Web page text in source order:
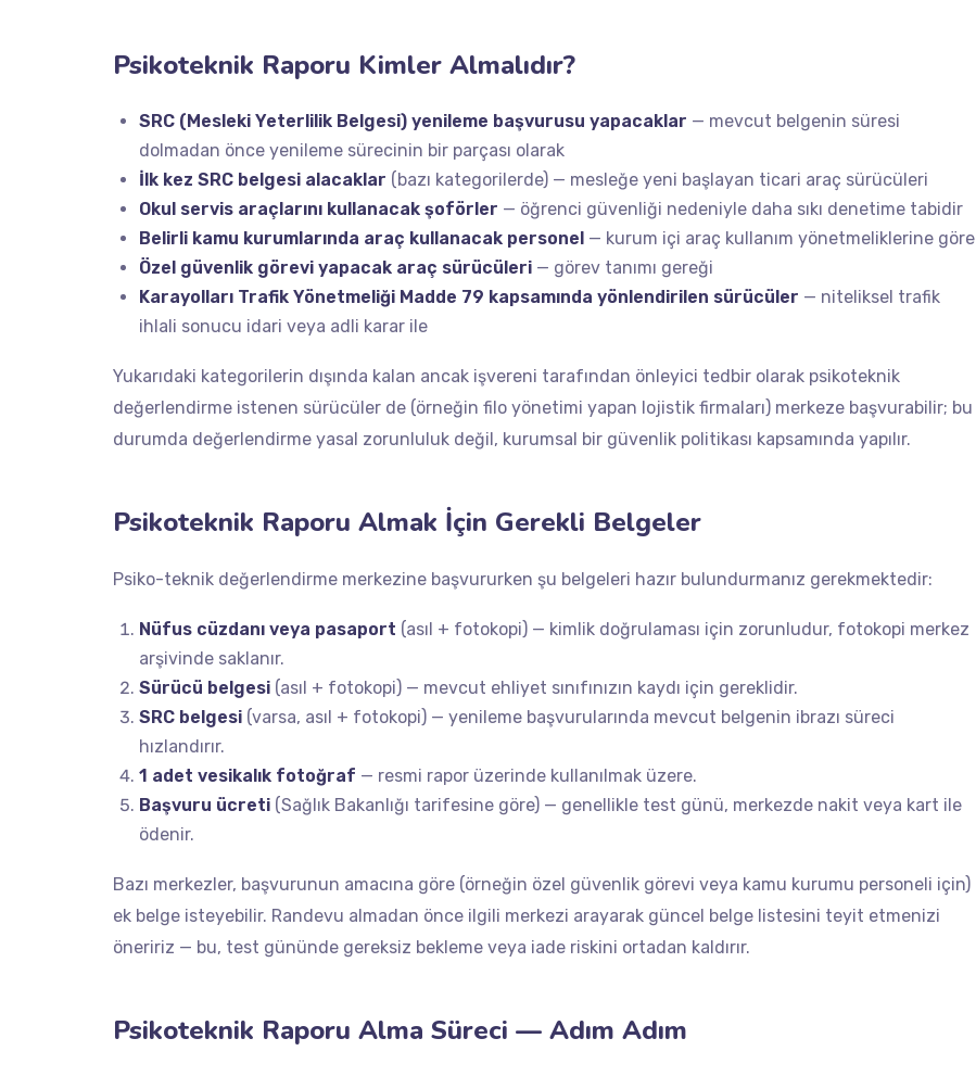
Psikoteknik Raporu Kimler Almalıdır?
SRC (Mesleki Yeterlilik Belgesi) yenileme başvurusu yapacaklar — mevcut belgenin süresi
dolmadan önce yenileme sürecinin bir parçası olarak
İlk kez SRC belgesi alacaklar (bazı kategorilerde) — mesleğe yeni başlayan ticari araç sürücüleri
Okul servis araçlarını kullanacak şoförler — öğrenci güvenliği nedeniyle daha sıkı denetime tabidir
Belirli kamu kurumlarında araç kullanacak personel — kurum içi araç kullanım yönetmeliklerine göre
Özel güvenlik görevi yapacak araç sürücüleri — görev tanımı gereği
Karayolları Trafik Yönetmeliği Madde 79 kapsamında yönlendirilen sürücüler — niteliksel trafik
ihlali sonucu idari veya adli karar ile
Yukarıdaki kategorilerin dışında kalan ancak işvereni tarafından önleyici tedbir olarak psikoteknik
değerlendirme istenen sürücüler de (örneğin filo yönetimi yapan lojistik firmaları) merkeze başvurabilir; bu
durumda değerlendirme yasal zorunluluk değil, kurumsal bir güvenlik politikası kapsamında yapılır.
Psikoteknik Raporu Almak İçin Gerekli Belgeler
Psiko-teknik değerlendirme merkezine başvururken şu belgeleri hazır bulundurmanız gerekmektedir:
Nüfus cüzdanı veya pasaport (asıl + fotokopi) — kimlik doğrulaması için zorunludur, fotokopi merkez
arşivinde saklanır.
Sürücü belgesi (asıl + fotokopi) — mevcut ehliyet sınıfınızın kaydı için gereklidir.
SRC belgesi (varsa, asıl + fotokopi) — yenileme başvurularında mevcut belgenin ibrazı süreci
hızlandırır.
1 adet vesikalık fotoğraf — resmi rapor üzerinde kullanılmak üzere.
Başvuru ücreti (Sağlık Bakanlığı tarifesine göre) — genellikle test günü, merkezde nakit veya kart ile
ödenir.
Bazı merkezler, başvurunun amacına göre (örneğin özel güvenlik görevi veya kamu kurumu personeli için)
ek belge isteyebilir. Randevu almadan önce ilgili merkezi arayarak güncel belge listesini teyit etmenizi
öneririz — bu, test gününde gereksiz bekleme veya iade riskini ortadan kaldırır.
Psikoteknik Raporu Alma Süreci — Adım Adım